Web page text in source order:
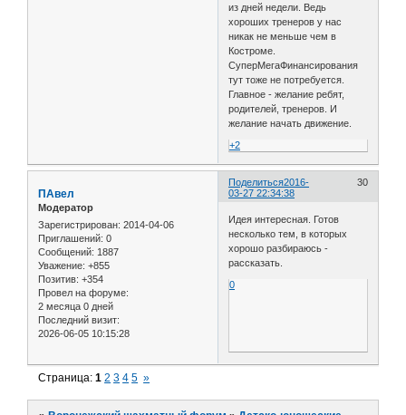
из дней недели. Ведь
хороших тренеров у нас
никак не меньше чем в
Костроме.
СуперМегаФинансирования
тут тоже не потребуется.
Главное - желание ребят,
родителей, тренеров. И
желание начать движение.
+2
Поделиться 30
2016-
03-27 22:34:38
ПАвел
Модератор
Зарегистрирован: 2014-04-06
Приглашений: 0
Сообщений: 1887
Уважение: +855
Позитив: +354
Провел на форуме:
2 месяца 0 дней
Последний визит:
2026-06-05 10:15:28
Идея интересная. Готов
несколько тем, в которых
хорошо разбираюсь -
рассказать.
0
Страница:1 2 3 4 5 »